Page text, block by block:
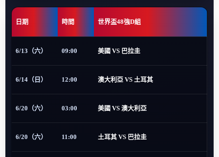
日期 時間 世界盃48強D組
6/13（六） 09:00 美國 VS 巴拉圭
6/14（日） 12:00 澳大利亞 VS 土耳其
6/20（六） 03:00 美國 VS 澳大利亞
6/20（六） 11:00 土耳其 VS 巴拉圭